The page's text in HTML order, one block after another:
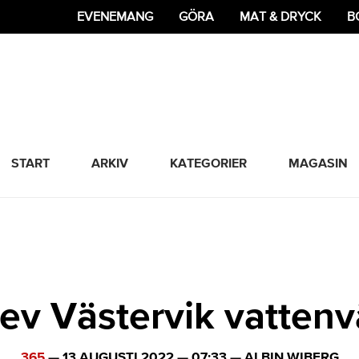
EVENEMANG GÖRA MAT & DRYCK
START ARKIV KATEGORIER MAGASIN
Västervik